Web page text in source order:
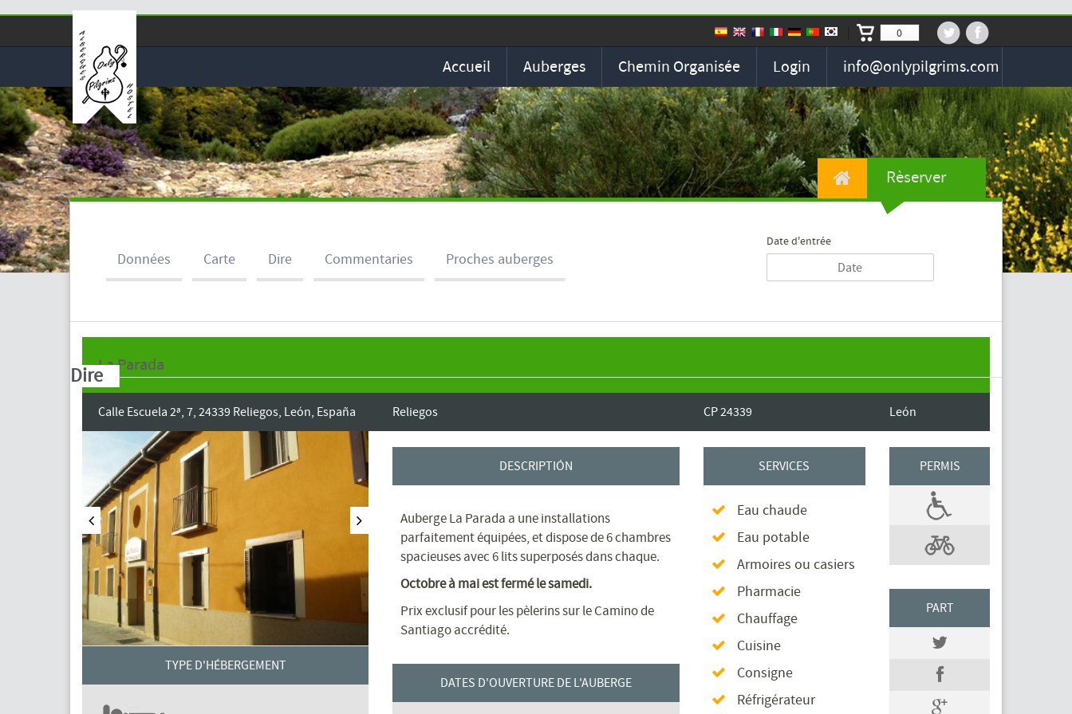
0
Accueil Auberges Chemin Organisée Login info@onlypilgrims.com
Données Carte Dire Commentaries Proches auberges
Date d'entrée
Rèserver
La Parada
Calle Escuela 2ª, 7, 24339 Reliegos, León, España Reliegos CP 24339 León
TYPE D'HÉBERGEMENT
DESCRIPTIÓN
Auberge La Parada a une installations
parfaitement équipées, et dispose de 6 chambres
spacieuses avec 6 lits superposés dans chaque.
Octobre à mai est fermé le samedi.
Prix ​​exclusif pour les pèlerins sur le Camino de
Santiago accrédité.
DATES D'OUVERTURE DE L'AUBERGE
SERVICES
Eau chaude
Eau potable
Armoires ou casiers
Pharmacie
Chauffage
Cuisine
Consigne
Réfrigérateur
PERMIS
PART
Dire